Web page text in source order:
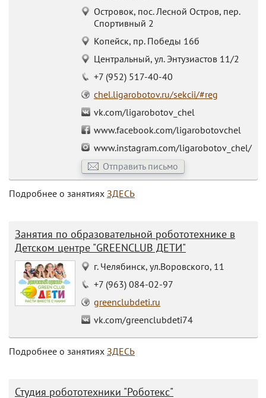
Островок, пос. Лесной Остров, пер.
Спортивный 2
Копейск, пр. Победы 16б
Центральный, ул. Энтузиастов 11/2
+7 (952) 517-40-40
chel.ligarobotov.ru/sekcii/#reg
vk.com/ligarobotov_chel
www.facebook.com/ligarobotovchel
www.instagram.com/ligarobotov_chel/
Отправить письмо
Подробнее о занятиях ЗДЕСЬ
Занятия по образовательной робототехнике в
Детском центре "GREENCLUB ДЕТИ"
г. Челябинск, ул.Воровского, 11
+7 (963) 084-02-97
greenclubdeti.ru
vk.com/greenclubdeti74
Подробнее о занятиях ЗДЕСЬ
Студия робототехники "Роботекс"